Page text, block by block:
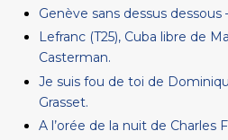
Genève sans dessus dessous
Lefranc (T25), Cuba libre de
Casterman.
Je suis fou de toi de
Grasset.
A l’orée de la nuit de Charles